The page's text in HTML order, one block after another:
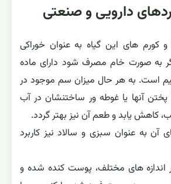
دارویی و صنعتی
و کورم های این گیاه به عنوان خوراکی
به صورت خام مصرف شود دارای ماده
است. به هر حال میزان سم موجود در
پختن آنها یا غوطه ور ساختنشان در آب
یابد و طعم آن نیز بهتر گردد.
به عنوان سبزی و سالاد نیز کاربرد
های مختلف، پوست کنده شده و